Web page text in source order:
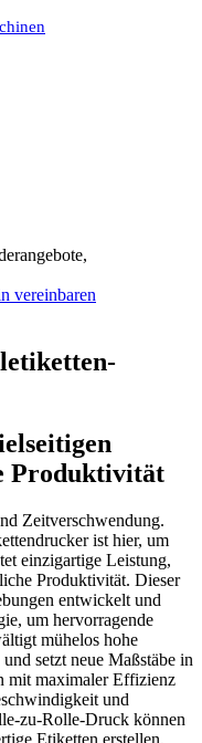
vereinbaren
Produktivität
Zeitverschwendung.
ist hier, um
einzigartige Leistung,
Produktivität. Dieser
entwickelt und
um hervorragende
mühelos hohe
setzt neue Maßstäbe in
mit maximaler Effizienz
und
zu-Rolle-Druck können
Etiketten erstellen,